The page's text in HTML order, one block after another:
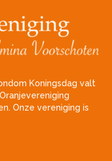
Koningsdag valt
Onze vereniging is